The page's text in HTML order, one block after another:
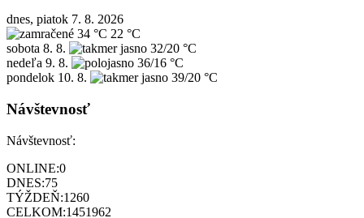
dnes, piatok 7. 8. 2026
34 °C 22 °C
sobota 8. 8.
32/20 °C
nedeľa 9. 8.
36/16 °C
pondelok 10. 8. 39/20 °C
Návštevnosť
Návštevnosť:
ONLINE:0
DNES:75
TÝŽDEŇ:1260
CELKOM:1451962